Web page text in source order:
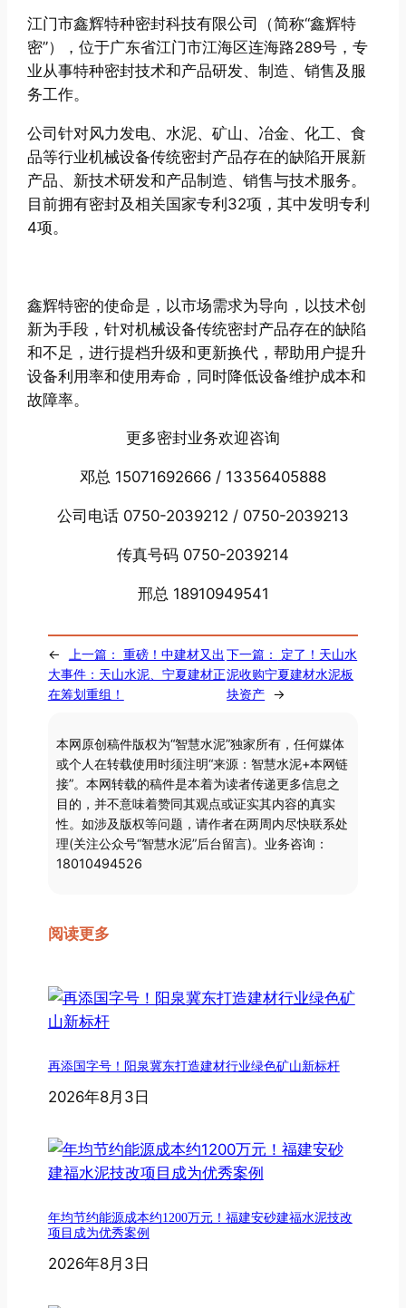
江门市鑫辉特种密封科技有限公司（简称“鑫辉特
密”），位于广东省江门市江海区连海路289号，专
业从事特种密封技术和产品研发、制造、销售及服
务工作。
公司针对风力发电、水泥、矿山、冶金、化工、食
品等行业机械设备传统密封产品存在的缺陷开展新
产品、新技术研发和产品制造、销售与技术服务。
目前拥有密封及相关国家专利32项，其中发明专利
4项。
鑫辉特密的使命是，以市场需求为导向，以技术创
新为手段，针对机械设备传统密封产品存在的缺陷
和不足，进行提档升级和更新换代，帮助用户提升
设备利用率和使用寿命，同时降低设备维护成本和
故障率。
更多密封业务欢迎咨询
邓总 15071692666 / 13356405888
公司电话 0750-2039212 / 0750-2039213
传真号码 0750-2039214
邢总 18910949541
← 上一篇： 重磅！中建材又出
大事件：天山水泥、宁夏建材正
在筹划重组！
下一篇：
定了！天山水
泥收购宁夏建材水泥板
块资产 →
本网原创稿件版权为“智慧水泥”独家所有，任何媒体
或个人在转载使用时须注明“来源：智慧水泥+本网链
接”。本网转载的稿件是本着为读者传递更多信息之
目的，并不意味着赞同其观点或证实其内容的真实
性。如涉及版权等问题，请作者在两周内尽快联系处
理(关注公众号“智慧水泥”后台留言)。业务咨询：
18010494526
阅读更多
再添国字号！阳泉冀东打造建材行业绿色矿山新标杆
2026年8月3日
年均节约能源成本约1200万元！福建安砂建福水泥技改
项目成为优秀案例
2026年8月3日